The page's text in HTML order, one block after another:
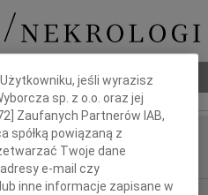
pogrzebowy
Nowosielska
jeśli wyrazisz
sp. z o.o. oraz jej
] Zaufanych Partnerów IAB,
spółką powiązaną z
Twoje dane
e-mail czy
inne informacje zapisane w